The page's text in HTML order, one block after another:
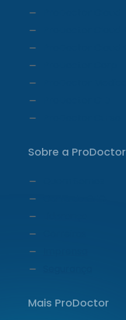
Sobre a ProDoctor
Mais ProDoctor